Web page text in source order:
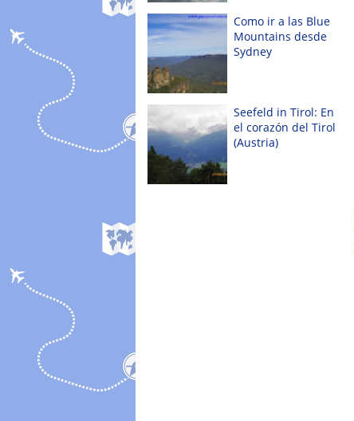
Como ir a las Blue
Mountains desde
Sydney
Seefeld in Tirol: En
el corazón del Tirol
(Austria)